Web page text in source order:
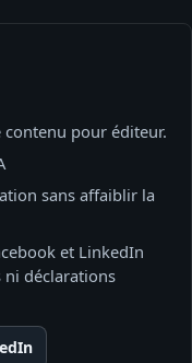
pour éditeur.
sans affaiblir la
et LinkedIn
déclarations